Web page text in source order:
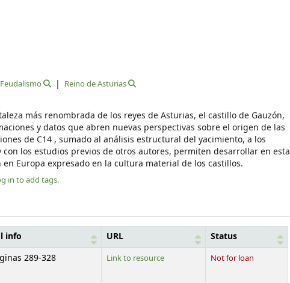
Feudalismo Reino de Asturias
más renombrada de los reyes de Asturias, el castillo de Gauzón,
y datos que abren nuevas perspectivas sobre el origen de las
de C14 , sumado al análisis estructural del yacimiento, a los
los estudios previos de otros autores, permiten desarrollar en esta
Europa expresado en la cultura material de los castillos.
in to add tags.
info URL Status
289-328 Link to resource Not for loan